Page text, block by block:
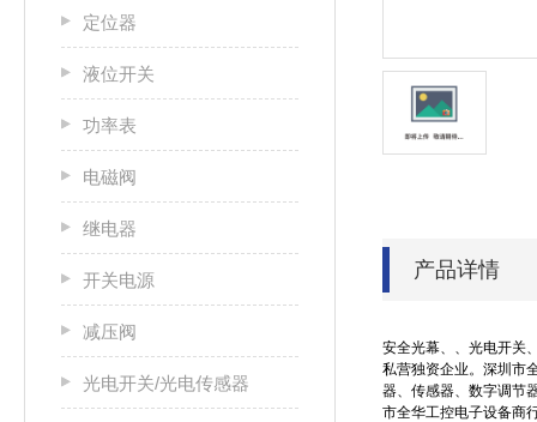
定位器
液位开关
功率表
电磁阀
继电器
开关电源
减压阀
光电开关/光电传感器
产品详情
安全光幕、、光电开关
私营独资企业。深圳市
器、传感器、数字调节
市全华工控电子设备商